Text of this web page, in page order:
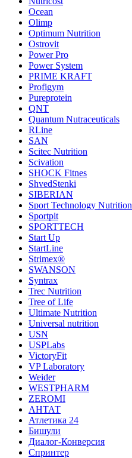
Ocean
Olimp
Optimum Nutrition
Ostrovit
Power Pro
Power System
PRIME KRAFT
Profigym
Pureprotein
QNT
Quantum Nutraceuticals
RLine
SAN
Scitec Nutrition
Scivation
SHOCK Fitnes
ShvedStenki
SIBERIAN
Sport Technology Nutrition
Sportpit
SPORTTECH
Start Up
StartLine
Strimex®
SWANSON
Syntrax
Trec Nutrition
Tree of Life
Ultimate Nutrition
Universal nutrition
USN
USPLabs
VictoryFit
VP Laboratory
Weider
WESTPHARM
ZEROMI
АНТАТ
Атлетика 24
Бишули
Диалог-Конверсия
Спринтер